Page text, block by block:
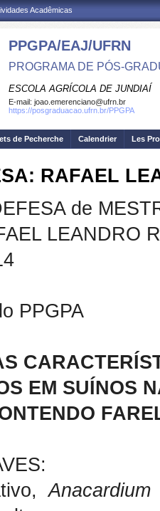
Acadêmicas
PPGPA/EAJ/UFRN
PROGRAMA DE PÓS-
ESCOLA AGRÍCOLA DE JUNDIAÍ
E-mail: joao.emerenciano@ufrn.br
https://posgraduacao.ufrn.br/PPGPA
de Pecherche Calendrier Les
RAFAEL
de
LEANDRO
PPGPA
EM SUÍNOS